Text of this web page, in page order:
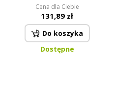
filtr wodny GRATIS | czysta i
smaczna woda bez chloru |
zielony
Cena dla Ciebie
131,89 zł
Do koszyka
Dostępne